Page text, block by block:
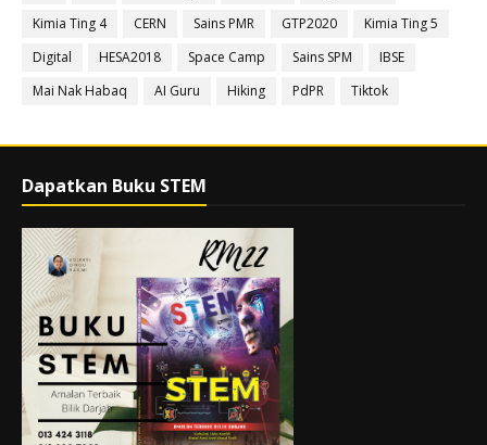
Kimia Ting 4
CERN Sains PMR GTP2020
Kimia Ting 5
Digital
HESA2018 Space Camp Sains SPM
IBSE
Mai Nak Habaq
AI Guru Hiking PdPR Tiktok
Dapatkan Buku STEM